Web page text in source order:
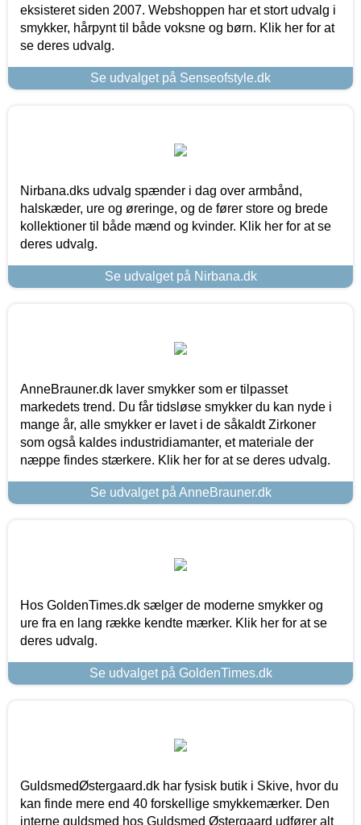
eksisteret siden 2007. Webshoppen har et stort udvalg i
smykker, hårpynt til både voksne og børn. Klik her for at
se deres udvalg.
Se udvalget på Senseofstyle.dk
Nirbana.dks udvalg spænder i dag over armbånd,
halskæder, ure og øreringe, og de fører store og brede
kollektioner til både mænd og kvinder. Klik her for at se
deres udvalg.
Se udvalget på Nirbana.dk
AnneBrauner.dk laver smykker som er tilpasset
markedets trend. Du får tidsløse smykker du kan nyde i
mange år, alle smykker er lavet i de såkaldt Zirkoner
som også kaldes industridiamanter, et materiale der
næppe findes stærkere. Klik her for at se deres udvalg.
Se udvalget på AnneBrauner.dk
Hos GoldenTimes.dk sælger de moderne smykker og
ure fra en lang række kendte mærker. Klik her for at se
deres udvalg.
Se udvalget på GoldenTimes.dk
GuldsmedØstergaard.dk har fysisk butik i Skive, hvor du
kan finde mere end 40 forskellige smykkemærker. Den
interne guldsmed hos Guldsmed Østergaard udfører alt